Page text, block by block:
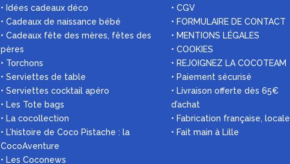
• Idées cadeaux déco
• Cadeaux de naissance bébé
• Cadeaux fête des mères, fêtes des
pères
• Torchons
• Serviettes de table
• Serviettes cocktail apéro
• Les Tote bags
• La cocollection
• L’histoire de Coco Pistache : la
CocoAventure
• Les Coconews
• CGV
• FORMULAIRE DE CONTACT
• MENTIONS LÉGALES
• COOKIES
• REJOIGNEZ LA COCOTEAM
• Paiement sécurisé
• Livraison offerte dès 65€
d’achat
• Fabrication française, locale
• Fait main à Lille